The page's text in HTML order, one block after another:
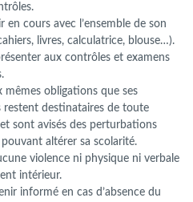
en cours avec l’ensemble de son
livres, calculatrice, blouse…).
aux contrôles et examens
mêmes obligations que ses
restent destinataires de toute
sont avisés des perturbations
altérer sa scolarité.
violence ni physique ni verbale
intérieur.
informé en cas d’absence du